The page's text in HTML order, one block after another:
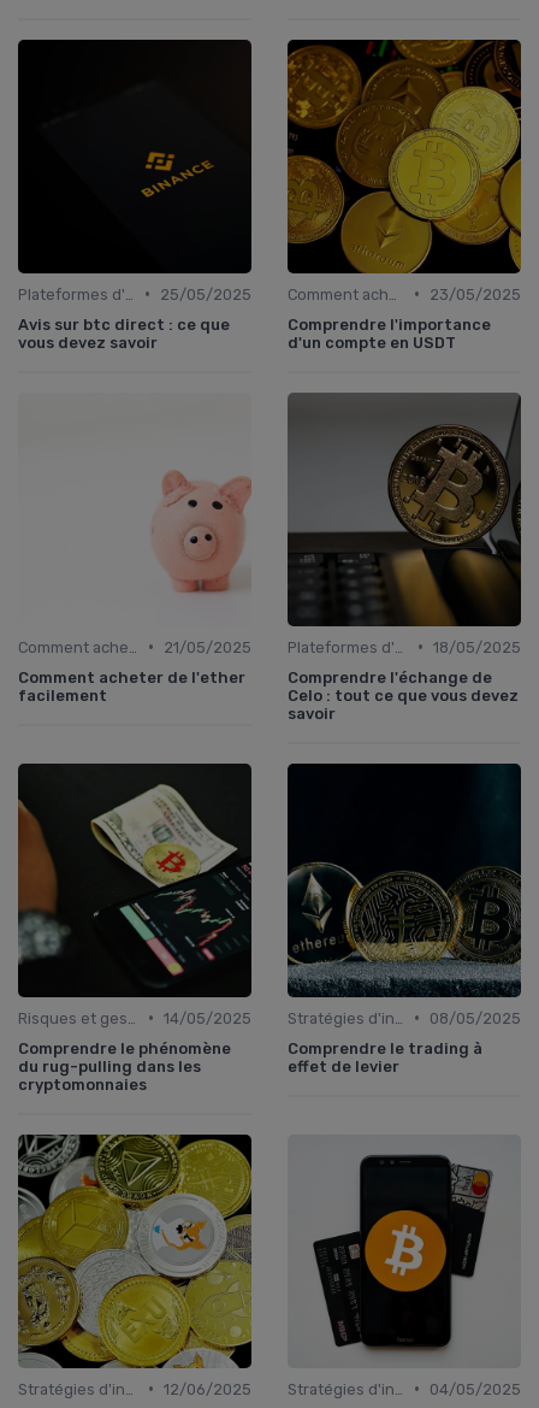
•
25/05/2025
Avis sur btc direct : ce que
vous devez savoir
•
23/05/2025
Comprendre l'importance
d'un compte en USDT
•
21/05/2025
Comment acheter de l'ether
facilement
• 18/05/2025
Comprendre l'échange de
Celo : tout ce que vous devez
savoir
• 14/05/2025
Comprendre le phénomène
du rug-pulling dans les
cryptomonnaies
•
08/05/2025
Comprendre le trading à
effet de levier
• 12/06/2025
•
04/05/2025